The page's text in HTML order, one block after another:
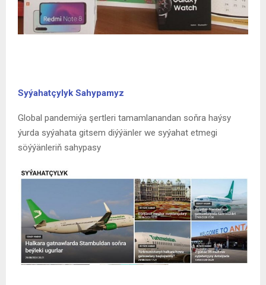
Syýahatçylyk Sahypamyz
Global pandemiýa şertleri tamamlanandan soňra haýsy
ýurda syýahata gitsem diýýänler we syýahat etmegi
söýýänleriň sahypasy